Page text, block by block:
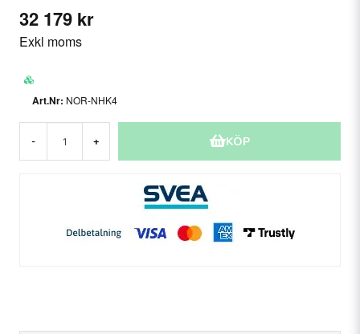
32 179 kr
Exkl moms
NOR-NHK4
- + KÖP